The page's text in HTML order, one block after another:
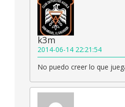
k3m
2014-06-14 22:21:54
No puedo creer lo que